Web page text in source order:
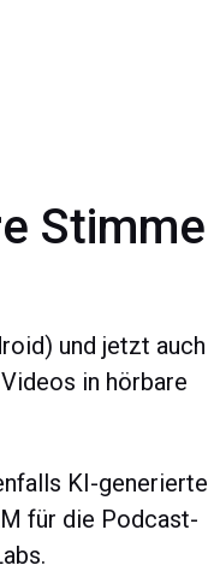
Stimme
und jetzt auch
in hörbare
KI-generierte
für die Podcast-